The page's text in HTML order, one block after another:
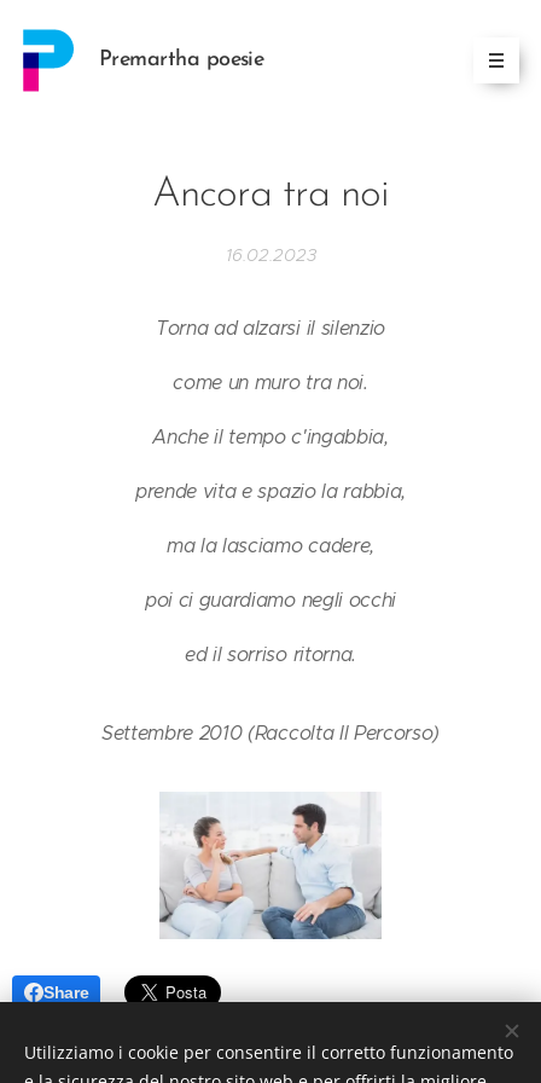
Premartha poesie
Ancora tra noi
16.02.2023
Torna ad alzarsi il silenzio
come un muro tra noi.
Anche il tempo c'ingabbia,
prende vita e spazio la rabbia,
ma la lasciamo cadere,
poi ci guardiamo negli occhi
ed il sorriso ritorna.
Settembre 2010 (Raccolta Il Percorso)
Share
Utilizziamo i cookie per consentire il corretto funzionamento